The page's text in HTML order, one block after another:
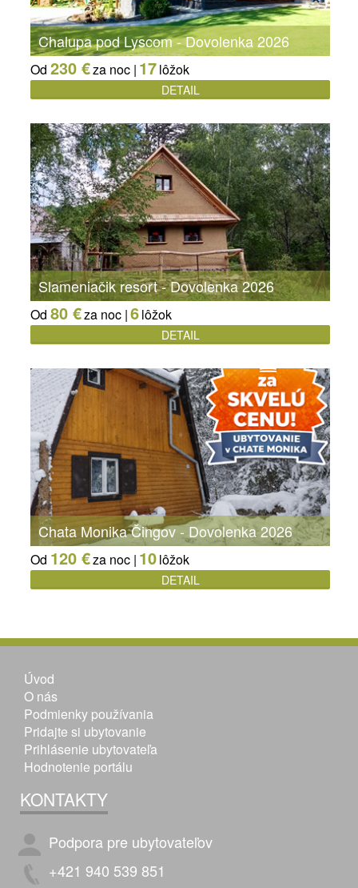
Chalupa pod Lyscom - Dovolenka 2026
Od 230 €za noc | 17lôžok
DETAIL
Slameniačik resort - Dovolenka 2026
Od 80 €za noc |6lôžok
DETAIL
Chata Monika Čingov - Dovolenka 2026
Od 120 €za noc | 10lôžok
DETAIL
Úvod
O nás
Podmienky používania
Pridajte si ubytovanie
Prihlásenie ubytovateľa
Hodnotenie portálu
KONTAKTY
Podpora pre ubytovateľov
+421 940 539 851